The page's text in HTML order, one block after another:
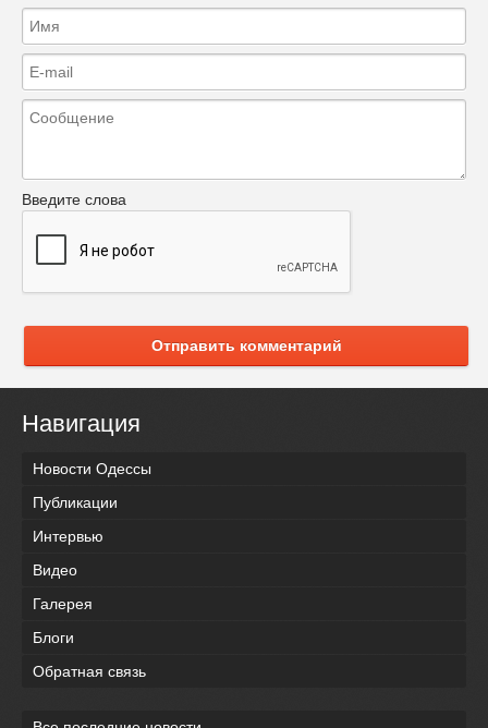
Введите слова
Отправить комментарий
Навигация
Новости Одессы
Публикации
Интервью
Видео
Галерея
Блоги
Обратная связь